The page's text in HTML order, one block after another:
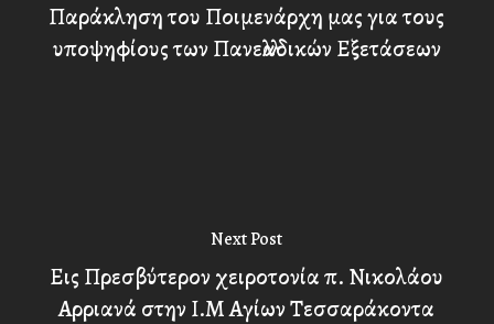
Παράκληση του Ποιμενάρχη μας για τους
υποψηφίους των Πανελλαδικών Εξετάσεων
Next Post
Εις Πρεσβύτερον χειροτονία π. Νικολάου
Αρριανά στην Ι.Μ Αγίων Τεσσαράκοντα